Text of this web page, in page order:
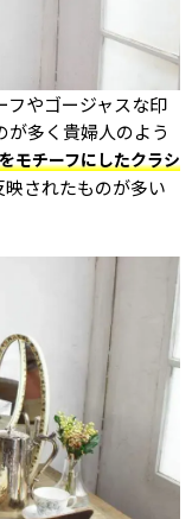
フやゴージャスな印
多く貴婦人のよう
モチーフにしたクラシ
されたものが多い